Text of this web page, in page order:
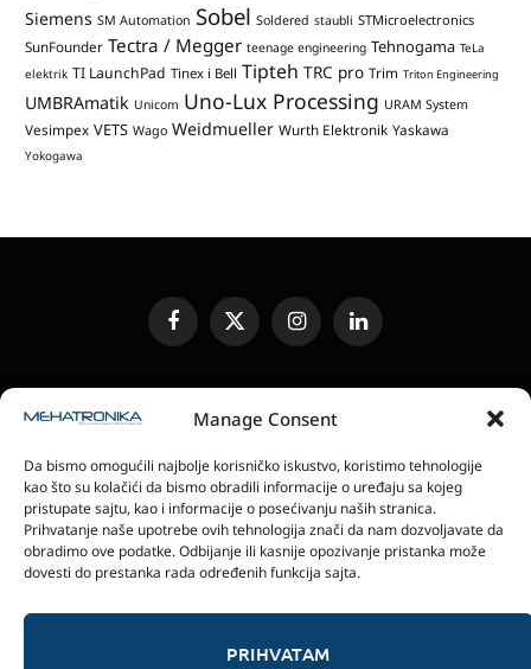
Manage Consent
Da bismo omogućili najbolje korisničko iskustvo, koristimo tehnologije
kao što su kolačići da bismo obradili informacije o uređaju sa kojeg
pristupate sajtu, kao i informacije o posećivanju naših stranica.
Prihvatanje naše upotrebe ovih tehnologija znači da nam dozvoljavate da
obradimo ove podatke. Odbijanje ili kasnije opozivanje pristanka može
dovesti do prestanka rada određenih funkcija sajta.
PRIHVATAM
Siemens SM Automation Sobel Soldered staubli STMicroelectronics
SunFounder Tectra / Megger teenage engineering Tehnogama TeLa
elektrik TI LaunchPad Tinex i Bell Tipteh TRC pro Trim Triton Engineering
UMBRAmatik Unicom Uno-Lux Processing URAM System
Vesimpex VETS Wago Weidmueller Wurth Elektronik Yaskawa
Yokogawa
FacebookX
(Twitter)
InstagramLinkedIn
SLANJE JEDINICA ZA RECENZIJU
ELEKTRONSKA IZDANJA
POLITIKA PRIVATNOSTI
POLITIKA KOLAČIĆA
magazin Mehatronika - Agencija “Gomo Design”
Stanoja Glavaša 37, 26300 Vršac, Serbia
© 2026 magazin Mehatronika by Gomo Design.